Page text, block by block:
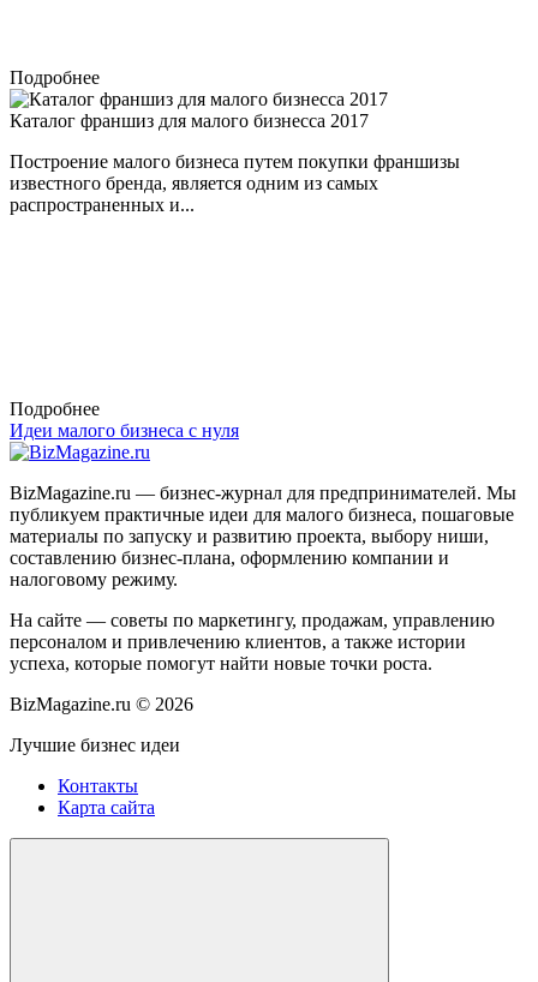
Подробнее
Каталог франшиз для малого бизнесса 2017
Построение малого бизнеса путем покупки франшизы
известного бренда, является одним из самых
распространенных и...
Подробнее
Идеи малого бизнеса с нуля
BizMagazine.ru — бизнес-журнал для предпринимателей. Мы
публикуем практичные идеи для малого бизнеса, пошаговые
материалы по запуску и развитию проекта, выбору ниши,
составлению бизнес-плана, оформлению компании и
налоговому режиму.
На сайте — советы по маркетингу, продажам, управлению
персоналом и привлечению клиентов, а также истории
успеха, которые помогут найти новые точки роста.
BizMagazine.ru © 2026
Лучшие бизнес идеи
Контакты
Карта сайта